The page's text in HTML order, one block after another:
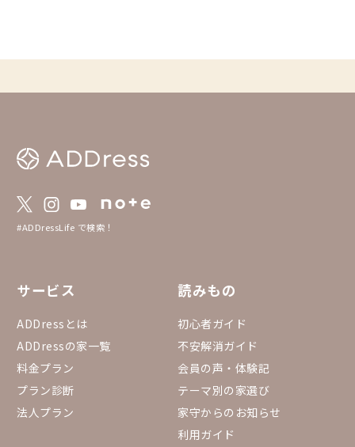
参加していない会員さんは、ぜひ以下の「部
#ADDressLife で検索！
サービス
ADDressとは
ADDressの家一覧
料金プラン
プラン診断
法人プラン
読みもの
初心者ガイド
不安解消ガイド
会員の声・体験記
テーマ別の家選び
家守からのお知らせ
利用ガイド